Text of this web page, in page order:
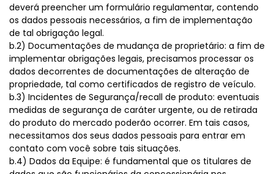
deverá preencher um formulário regulamentar, contendo
os dados pessoais necessários, a fim de implementação
de tal obrigação legal.
b.2) Documentações de mudança de proprietário: a fim de
implementar obrigações legais, precisamos processar os
dados decorrentes de documentações de alteração de
propriedade, tal como certificados de registro de veículo.
b.3) Incidentes de Segurança/recall de produto: eventuais
medidas de segurança de caráter urgente, ou de retirada
do produto do mercado poderão ocorrer. Em tais casos,
necessitamos dos seus dados pessoais para entrar em
contato com você sobre tais situações.
b.4) Dados da Equipe: é fundamental que os titulares de